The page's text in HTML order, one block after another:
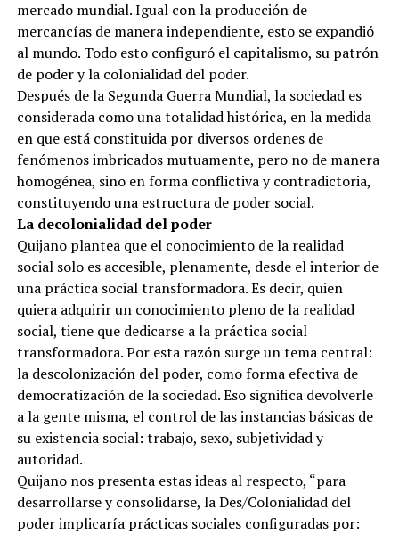
mercado mundial. Igual con la producción de
mercancías de manera independiente, esto se expandió
al mundo. Todo esto configuró el capitalismo, su patrón
de poder y la colonialidad del poder.
Después de la Segunda Guerra Mundial, la sociedad es
considerada como una totalidad histórica, en la medida
en que está constituida por diversos ordenes de
fenómenos imbricados mutuamente, pero no de manera
homogénea, sino en forma conflictiva y contradictoria,
constituyendo una estructura de poder social.
La decolonialidad del poder
Quijano plantea que el conocimiento de la realidad
social solo es accesible, plenamente, desde el interior de
una práctica social transformadora. Es decir, quien
quiera adquirir un conocimiento pleno de la realidad
social, tiene que dedicarse a la práctica social
transformadora. Por esta razón surge un tema central:
la descolonización del poder, como forma efectiva de
democratización de la sociedad. Eso significa devolverle
a la gente misma, el control de las instancias básicas de
su existencia social: trabajo, sexo, subjetividad y
autoridad.
Quijano nos presenta estas ideas al respecto, “para
desarrollarse y consolidarse, la Des/Colonialidad del
poder implicaría prácticas sociales configuradas por: